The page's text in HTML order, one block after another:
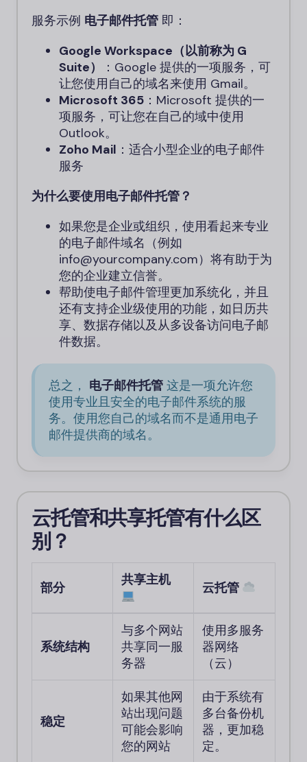
服务示例 电子邮件托管 即：
Google Workspace（以前称为 G
Suite）
：Google 提供的一项服务，可
让您使用自己的域名来使用 Gmail。
Microsoft 365 ：Microsoft 提供的一
项服务，可让您在自己的域中使用
Outlook。
Zoho Mail ：适合小型企业的电子邮件
服务
为什么要使用电子邮件托管？
如果您是企业或组织，使用看起来专业
的电子邮件域名（例如
info@yourcompany.com）将有助于为
您的企业建立信誉。
帮助使电子邮件管理更加系统化，并且
还有支持企业级使用的功能，如日历共
享、数据存储以及从多设备访问电子邮
件数据。
总之， 电子邮件托管 这是一项允许您
使用专业且安全的电子邮件系统的服
务。使用您自己的域名而不是通用电子
邮件提供商的域名。
云托管和共享托管有什么区
别？
部分 共享主机 云托管
系统结构
与多个网站
共享同一服
务器
使用多服务
器网络
（云）
稳定
如果其他网
站出现问题
可能会影响
您的网站
由于系统有
多台备份机
器，更加稳
定。